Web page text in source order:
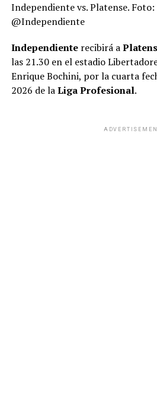
Independiente vs. Platense.
@Independiente
Independienterecibirá a
las 21.30 en el estadio
Enrique Bochini, por la cuarta
2026 de laLiga Profesional.